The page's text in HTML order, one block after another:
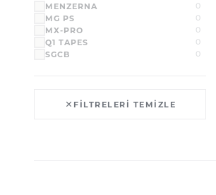
MENZERNA 0
MG PS 0
MX-PRO 0
Q1 TAPES 0
SGCB 0
FILTRELERI TEMIZLE